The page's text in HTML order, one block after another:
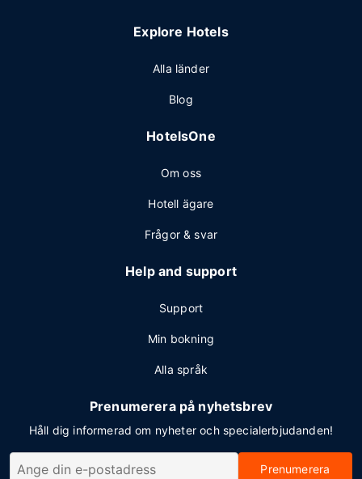
Explore Hotels
Alla länder
Blog
HotelsOne
Om oss
Hotell ägare
Frågor & svar
Help and support
Support
Min bokning
Alla språk
Prenumerera på nyhetsbrev
Håll dig informerad om nyheter och specialerbjudanden!
Prenumerera